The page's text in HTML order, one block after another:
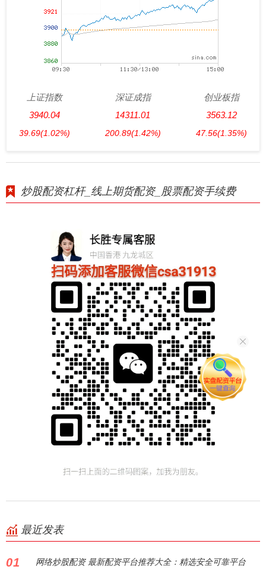
上证指数
3940.04
39.69(1.02%)
深证成指
14311.01
200.89(1.42%)
创业板指
3563.12
47.56(1.35%)
炒股配资杠杆_线上期货配资_股票配资手续费
最近发表
01 网络炒股配资 最新配资平台推荐大全：精选安全可靠平台